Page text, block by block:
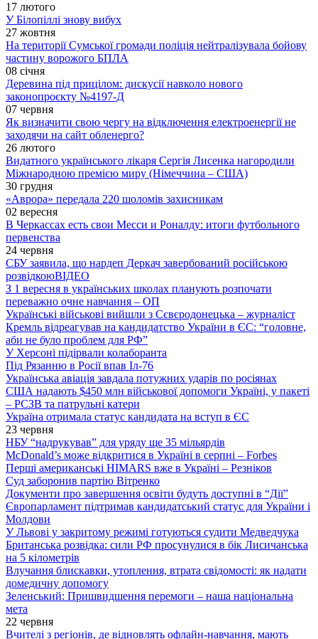
17 лютого
У Білопіллі знову вибух
27 жовтня
На території Сумської громади поліція нейтралізувала бойову
частину ворожого БПЛА
08 січня
Деревина під прицілом: дискусії навколо нового
законопроєкту №4197-Д
07 червня
Як визначити свою чергу на відключення електроенергії не
заходячи на сайт обленерго?
26 лютого
Видатного українського лікаря Сергія Лисенка нагородили
Міжнародною премією миру (Німеччина – США)
30 грудня
«Аврора» передала 220 шоломів захисникам
02 вересня
В Черкассах есть свои Месси и Роналду: итоги футбольного
первенства
24 червня
СБУ заявила, що нардеп Деркач завербований російською
розвідкоюВІДЕО
З 1 вересня в українських школах планують розпочати
переважно очне навчання – ОП
Українські військові вийшли з Сєвєродонецька – журналіст
Кремль відреагував на кандидатство України в ЄС: “головне,
аби не було проблем для РФ”
У Херсоні підірвали колаборанта
Під Рязанню в Росії впав Іл-76
Українська авіація завдала потужних ударів по росіянах
США надають $450 млн військової допомоги Україні, у пакеті
– РСЗВ та патрульні катери
Україна отримала статус кандидата на вступ в ЄС
23 червня
НБУ “надрукував” для уряду ще 35 мільярдів
McDonald’s може відкритися в Україні в серпні – Forbes
Перші американські HIMARS вже в Україні – Резніков
Суд заборонив партію Вітренко
Документи про завершення освіти будуть доступні в “Дії”
Європарламент підтримав кандидатський статус для України і
Молдови
У Львові у закритому режимі готуються судити Медведчука
Британська розвідка: сили РФ просунулися в бік Лисичанська
на 5 кілометрів
Влучання блискавки, утоплення, втрата свідомості: як надати
домедичну допомогу
Зеленський: Пришвидшення перемоги – наша національна
мета
22 червня
Вчителі з регіонів, де відновлять офлайн-навчання, мають